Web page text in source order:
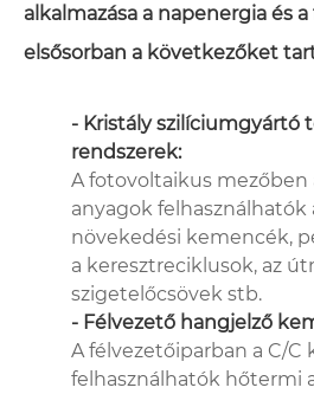
alkalmazása a napenergia és
elsősorban a következőket
- Kristály szilíciumgyártó
rendszerek:
A fotovoltaikus mezőben
anyagok felhasználhatók
növekedési kemencék,
a keresztreciklusok, az
szigetelőcsövek stb.
- Félvezető hangjelző
A félvezetőiparban a C/
felhasználhatók hőtermi